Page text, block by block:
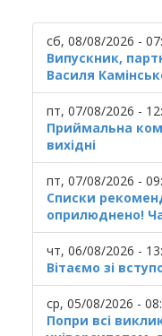
сб, 08/08/2026 -
Випускник,
Василя
пт, 07/08/2026 -
Приймальна
вихідні
пт, 07/08/2026 -
Списки
оприлюднено!
чт, 06/08/2026 -
Вітаємо зі
ср, 05/08/2026 -
Попри всі